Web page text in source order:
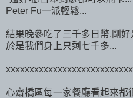
Peter Fu一派輕鬆...
結果晚參吃了三千多日幣,剛
於是我們身上只剩七千多...
心齋橋區每一家餐廳看起來都